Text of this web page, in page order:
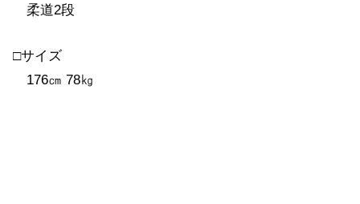
柔道2段
□サイズ
176㎝ 78㎏